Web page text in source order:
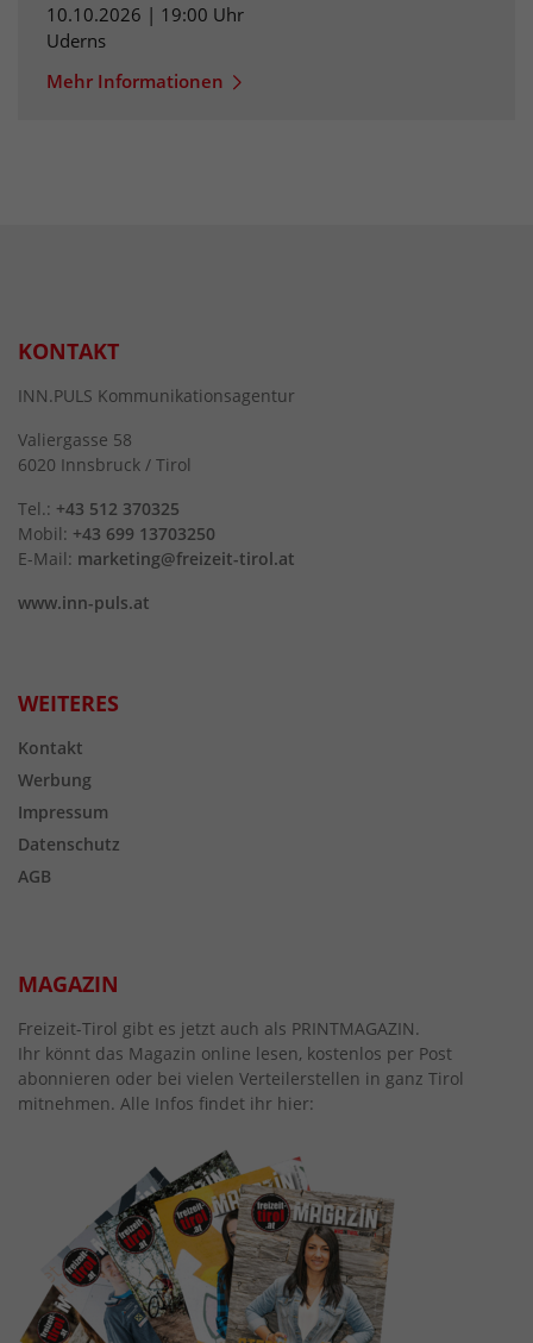
10.10.2026 | 19:00 Uhr
Uderns
Mehr Informationen
KONTAKT
INN.PULS Kommunikationsagentur
Valiergasse 58
6020 Innsbruck / Tirol
Tel.: +43 512 370325
Mobil: +43 699 13703250
E-Mail: marketing@freizeit-tirol.at
www.inn-puls.at
WEITERES
Kontakt
Werbung
Impressum
Datenschutz
AGB
MAGAZIN
Freizeit-Tirol gibt es jetzt auch als PRINTMAGAZIN.
Ihr könnt das Magazin online lesen, kostenlos per Post
abonnieren oder bei vielen Verteilerstellen in ganz Tirol
mitnehmen. Alle Infos findet ihr hier: